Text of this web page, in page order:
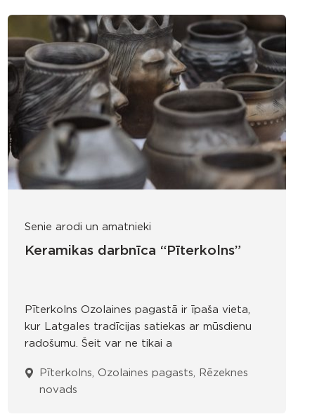
Senie arodi un amatnieki
Keramikas darbnīca “Pīterkolns”
Pīterkolns Ozolaines pagastā ir īpaša vieta,
kur Latgales tradīcijas satiekas ar mūsdienu
radošumu. Šeit var ne tikai a
Pīterkolns, Ozolaines pagasts, Rēzeknes
novads